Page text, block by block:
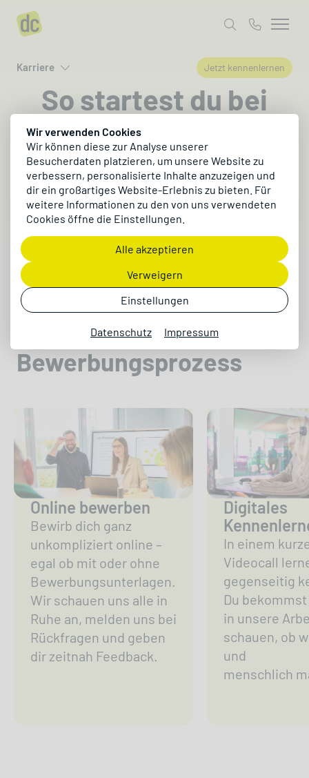
Wir verwenden Cookies
Wir können diese zur Analyse unserer
Besucherdaten platzieren, um unsere Website zu
verbessern, personalisierte Inhalte anzuzeigen und
dir ein großartiges Website-Erlebnis zu bieten. Für
weitere Informationen zu den von uns verwendeten
Cookies öffne die Einstellungen.
Alle akzeptieren
Verweigern
Einstellungen
Datenschutz Impressum
Karriere Jetzt kennenlernen
So startest du bei
uns durch
Hier findest du Infos rund um deine Bewerbung,
damit du dich optimal vorbereiten und bei uns
durchstarten kannst.
Jetzt kennenlernen
Bewerbungsprozess
Online bewerben
Bewirb dich ganz
unkompliziert online –
egal ob mit oder ohne
Bewerbungsunterlagen.
Wir schauen uns alle in
Ruhe an, melden uns bei
Rückfragen und geben
dir zeitnah Feedback.
Digitales
In einem
Videocall
gegenseitig
Du
in unsere
schauen, ob
und
menschlich